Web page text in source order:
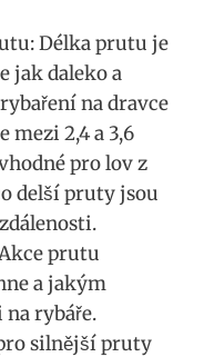
Délka prutu je​
jak daleko a
na dravce
mezi 2,4‍ a 3,6
pro ‌lov z
delší‌ pruty‌ jsou
prutu
a jakým
na ​rybáře.‌
silnější pruty